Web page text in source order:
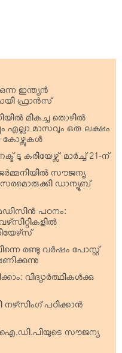
ഇന്ത്യന്‍
ഫ്രാന്‍സ്
മികച്ച തൊഴില്‍
മാസവും ഒരു ലക്ഷം
കോഴ്സുകള്‍
കരിയേഴ്സ്’ മാര്‍ച്ച് 21-ന്
സൗജന്യ
ഡാന്യൂബ്
പഠനം:
രണ്ടു വര്‍ഷം പോസ്റ്റ്
വിദ്യാര്‍ത്ഥികള്‍ക്കു
നഴ്‌സിംഗ് പഠിക്കാന്‍
ഐ.ഡി.പിയുടെ സൗജന്യ